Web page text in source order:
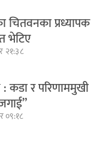
चितवनका प्रध्यापक
भेटिए
२१:३८
कडा र परिणाममुखी
०९:१८